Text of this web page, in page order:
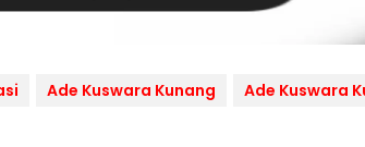
Ade Kuswara Kunang Ade Kuswara